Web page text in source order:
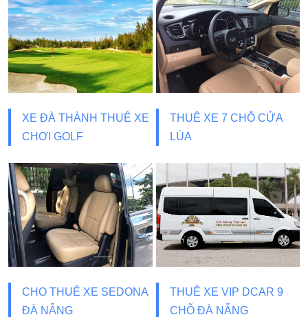
XE ĐÀ THÀNH THUÊ XE
CHƠI GOLF
THUÊ XE 7 CHỖ CỬA
LÙA
CHO THUÊ XE SEDONA
ĐÀ NẴNG
THUÊ XE VIP DCAR 9
CHỖ ĐÀ NẴNG